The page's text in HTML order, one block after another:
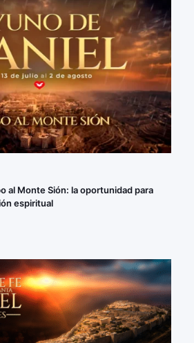
al Monte Sión: la oportunidad para
espiritual